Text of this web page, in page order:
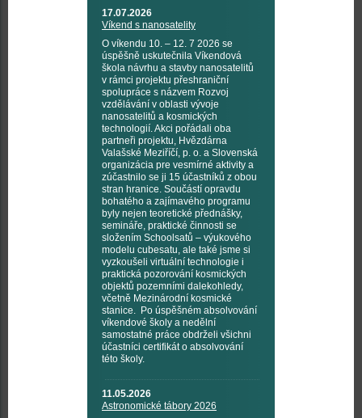
17.07.2026
Víkend s nanosatelity
O víkendu 10. – 12. 7 2026 se
úspěšně uskutečnila Víkendová
škola návrhu a stavby nanosatelitů
v rámci projektu přeshraniční
spolupráce s názvem Rozvoj
vzdělávání v oblasti vývoje
nanosatelitů a kosmických
technologií. Akci pořádali oba
partneři projektu, Hvězdárna
Valašské Meziříčí, p. o. a Slovenská
organizácia pre vesmírné aktivity a
zúčastnilo se ji 15 účastníků z obou
stran hranice. Součástí opravdu
bohatého a zajímavého programu
byly nejen teoretické přednášky,
semináře, praktické činnosti se
složením Schoolsatů – výukového
modelu cubesatu, ale také jsme si
vyzkoušeli virtuální technologie i
praktická pozorování kosmických
objektů pozemními dalekohledy,
včetně Mezinárodní kosmické
stanice. Po úspěšném absolvování
víkendové školy a nedělní
samostatné práce obdrželi všichni
účastníci certifikát o absolvování
této školy.
11.05.2026
Astronomické tábory 2026